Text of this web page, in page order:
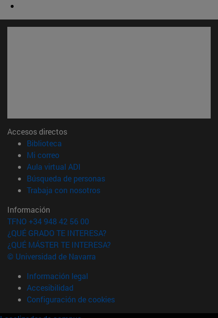
Accesos directos
Biblioteca
Mi correo(abre en nueva ventana)
Aula virtual ADI
Búsqueda de personas(abre en nueva ventana)
Trabaja con nosotros(abre en nueva ventana)
Información
TFNO +34 948 42 56 00
¿QUÉ GRADO TE INTERESA?
¿QUÉ MÁSTER TE INTERESA?
© Universidad de Navarra
Información legal
Accesibilidad
Configuración de cookies